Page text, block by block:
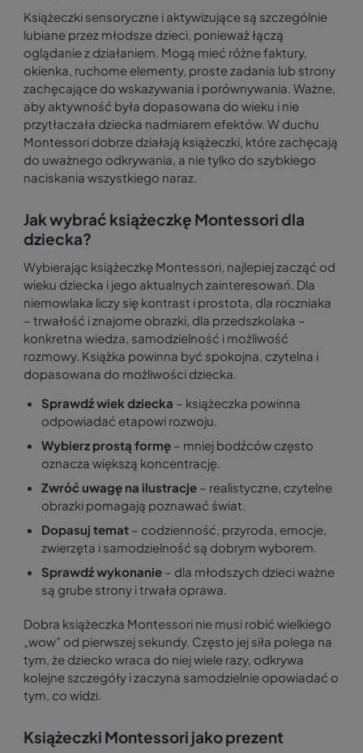
Książeczki sensoryczne i aktywizujące są szczególnie
lubiane przez młodsze dzieci, ponieważ łączą
oglądanie z działaniem. Mogą mieć różne faktury,
okienka, ruchome elementy, proste zadania lub strony
zachęcające do wskazywania i porównywania. Ważne,
aby aktywność była dopasowana do wieku i nie
przytłaczała dziecka nadmiarem efektów. W duchu
Montessori dobrze działają książeczki, które zachęcają
do uważnego odkrywania, a nie tylko do szybkiego
naciskania wszystkiego naraz.
Jak wybrać książeczkę Montessori dla
dziecka?
Wybierając książeczkę Montessori, najlepiej zacząć od
wieku dziecka i jego aktualnych zainteresowań. Dla
niemowlaka liczy się kontrast i prostota, dla roczniaka
– trwałość i znajome obrazki, dla przedszkolaka –
konkretna wiedza, samodzielność i możliwość
rozmowy. Książka powinna być spokojna, czytelna i
dopasowana do możliwości dziecka.
Sprawdź wiek dziecka – książeczka powinna
odpowiadać etapowi rozwoju.
Wybierz prostą formę – mniej bodźców często
oznacza większą koncentrację.
Zwróć uwagę na ilustracje – realistyczne, czytelne
obrazki pomagają poznawać świat.
Dopasuj temat – codzienność, przyroda, emocje,
zwierzęta i samodzielność są dobrym wyborem.
Sprawdź wykonanie – dla młodszych dzieci ważne
są grube strony i trwała oprawa.
Dobra książeczka Montessori nie musi robić wielkiego
„wow” od pierwszej sekundy. Często jej siła polega na
tym, że dziecko wraca do niej wiele razy, odkrywa
kolejne szczegóły i zaczyna samodzielnie opowiadać o
tym, co widzi.
Książeczki Montessori jako prezent